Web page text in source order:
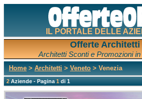
IL PORTALE DELLE
Offerte Architetti
Architetti Sconti e Promozioni
Home > Architetti > Veneto > Venezia
2Aziende - Pagina1di 1